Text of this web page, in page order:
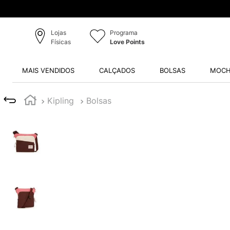
Lojas
Físicas
Programa
Love Points
MAIS VENDIDOS CALÇADOS BOLSAS
Kipling Bolsas